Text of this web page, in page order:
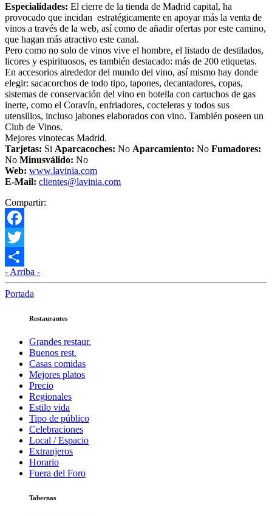
Especialidades: El cierre de la tienda de Madrid capital, ha
provocado que incidan estratégicamente en apoyar más la venta de
vinos a través de la web, así como de añadir ofertas por este camino,
que hagan más atractivo este canal.
Pero como no solo de vinos vive el hombre, el listado de destilados,
licores y espirituosos, es también destacado: más de 200 etiquetas.
En accesorios alrededor del mundo del vino, así mismo hay donde
elegir: sacacorchos de todo tipo, tapones, decantadores, copas,
sistemas de conservación del vino en botella con cartuchos de gas
inerte, como el Coravín, enfriadores, cocteleras y todos sus
utensilios, incluso jabones elaborados con vino. También poseen un
Club de Vinos.
Mejores vinotecas Madrid.
Tarjetas: Si Aparcacoches: No Aparcamiento: No Fumadores:
No Minusválido: No
Web: www.lavinia.com
E-Mail: clientes@lavinia.com
Compartir:
Facebook
Twitter
Compartir
- Arriba -
Portada
Restaurantes
Grandes restaur.
Buenos rest.
Casas comidas
Mejores platos
Precio
Regionales
Estilo vida
Tipo de público
Celebraciones
Local / Espacio
Extranjeros
Horario
Fuera del Foro
Tabernas